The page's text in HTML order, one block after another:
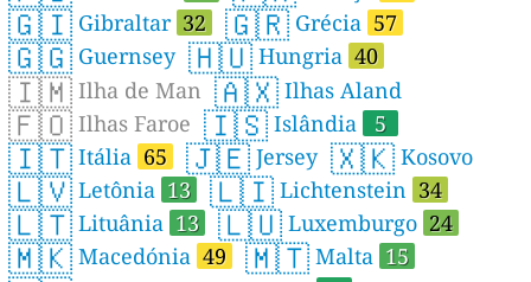
🇬🇮 Gibraltar 32 🇬🇷 Grécia 57
🇬🇬 Guernsey 🇭🇺 Hungria 40
🇮🇲 Ilha de Man 🇦🇽 Ilhas Aland
🇫🇴 Ilhas Faroe 🇮🇸 Islândia 5
🇮🇹 Itália 65 🇯🇪 Jersey 🇽🇰 Kosovo
🇱🇻 Letônia 13 🇱🇮 Lichtenstein 34
🇱🇹 Lituânia 13 🇱🇺 Luxemburgo 24
🇲🇰 Macedónia 49 🇲🇹 Malta 15